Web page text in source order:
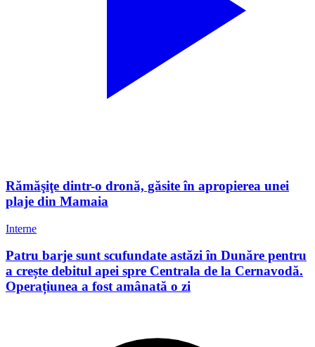
Rămăşiţe dintr-o dronă, găsite în apropierea unei
plaje din Mamaia
Interne
Patru barje sunt scufundate astăzi în Dunăre pentru
a crește debitul apei spre Centrala de la Cernavodă.
Operațiunea a fost amânată o zi